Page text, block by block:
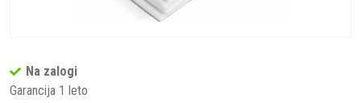
Na zalogi
Garancija 1 leto